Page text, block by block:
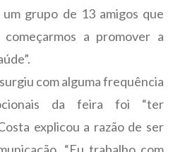
um grupo de 13 amigos que
a promover a
com alguma frequência
da feira foi “ter
explicou a razão de ser